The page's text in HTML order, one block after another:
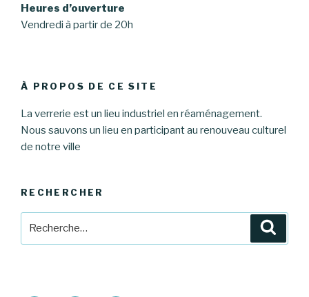
Heures d’ouverture
Vendredi à partir de 20h
À PROPOS DE CE SITE
La verrerie est un lieu industriel en réaménagement.
Nous sauvons un lieu en participant au renouveau culturel
de notre ville
RECHERCHER